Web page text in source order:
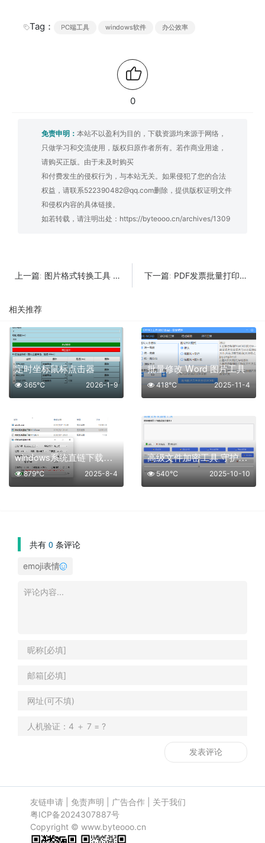
Tag： PC端工具 windows软件 办公效率
0
免责申明： 本站不以盈利为目的，下载资源均来源于网络，
只做学习和交流使用，版权归原作者所有。若作商业用途，
请购买正版。由于未及时购买
和付费发生的侵权行为，与本站无关。如果侵犯了您的合法
权益，请联系522390482@qq.com删除，提供版权证明文件
和侵权内容的具体链接。
如若转载，请注明出处： https://byteooo.cn/archives/1309
上一篇: 图片格式转换工具 支持PSD、AI、SVG、EPS 等专业矢量文件 下一篇: PDF发票批量打印工具
相关推荐
定时坐标鼠标点击器
2026-1-9
365℃
批量修改 Word 图片工具
2025-11-4
418℃
windows系统直链下载工具(一键下载原版系统)
2025-8-4
879℃
高级文件加密工具 守护你的数据安全
2025-10-10
540℃
共有 0 条评论
emoji表情
友链申请| 免责声明 广告合作| 关于我们
粤ICP备2024307887号
Copyright © www.byteooo.cn